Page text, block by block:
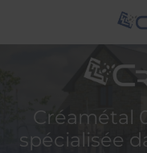
Créamétal
spécialisée